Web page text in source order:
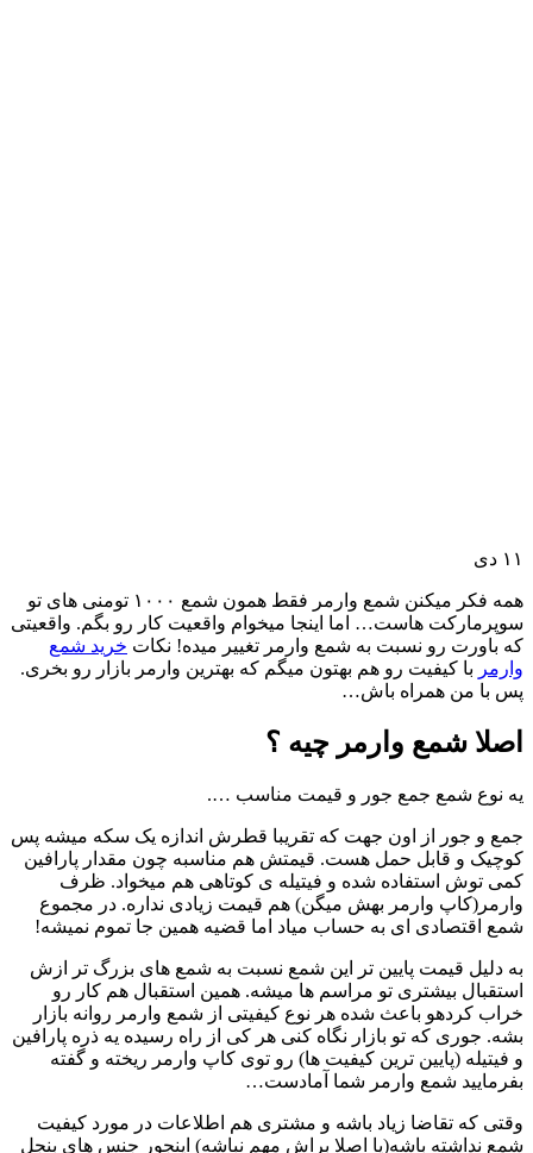
۱۱ دی
همه فکر میکنن شمع وارمر فقط همون شمع ۱۰۰۰ تومنی های تو
سوپرمارکت هاست… اما اینجا میخوام واقعیت کار رو بگم. واقعیتی
که باورت رو نسبت به شمع وارمر تغییر میده! نکات خرید شمع
وارمر با کیفیت رو هم بهتون میگم که بهترین وارمر بازار رو بخری.
پس با من همراه باش…
اصلا شمع وارمر چیه ؟
یه نوع شمع جمع جور و قیمت مناسب ….
جمع و جور از اون جهت که تقریبا قطرش اندازه یک سکه میشه پس
کوچیک و قابل حمل هست. قیمتش هم مناسبه چون مقدار پارافین
کمی توش استفاده شده و فیتیله ی کوتاهی هم میخواد. ظرف
وارمر(کاپ وارمر بهش میگن) هم قیمت زیادی نداره. در مجموع
شمع اقتصادی ای به حساب میاد اما قضیه همین جا تموم نمیشه!
به دلیل قیمت پایین تر این شمع نسبت به شمع های بزرگ تر ازش
استقبال بیشتری تو مراسم ها میشه. همین استقبال هم کار رو
خراب کردهو باعث شده هر نوع کیفیتی از شمع وارمر روانه بازار
بشه. جوری که تو بازار نگاه کنی هر کی از راه رسیده یه ذره پارافین
و فیتیله (پایین ترین کیفیت ها) رو توی کاپ وارمر ریخته و گفته
بفرمایید شمع وارمر شما آمادست…
وقتی که تقاضا زیاد باشه و مشتری هم اطلاعات در مورد کیفیت
شمع نداشته باشه(یا اصلا براش مهم نباشه) اینجور جنس های بنجل